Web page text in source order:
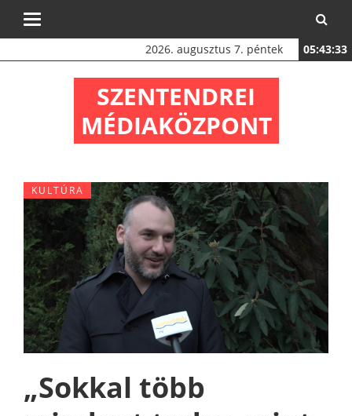
Toggle
2026. augusztus 7. péntek 05:43:34
SZENTENDREI
MÉDIAKÖZPONT
KULTÚRA
„Sokkal több